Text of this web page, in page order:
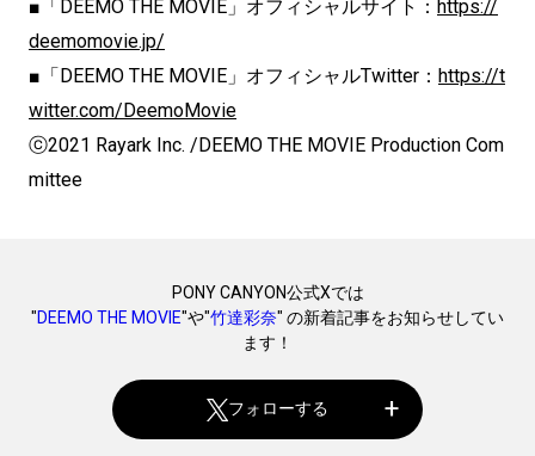
■「DEEMO THE MOVIE」オフィシャルサイト： https://
deemomovie.jp/
■「DEEMO THE MOVIE」オフィシャルTwitter： https://t
witter.com/DeemoMovie
ⓒ2021 Rayark Inc. /DEEMO THE MOVIE Production Com
mittee
PONY CANYON公式Xでは
"DEEMO THE MOVIE"や"竹達彩奈" の新着記事をお知らせしてい
ます！
フォローする